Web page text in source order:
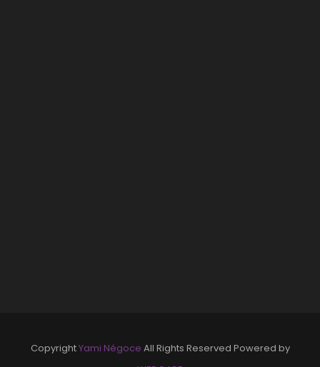
CopyrightYami Négoce All Rights Reserved Powered by